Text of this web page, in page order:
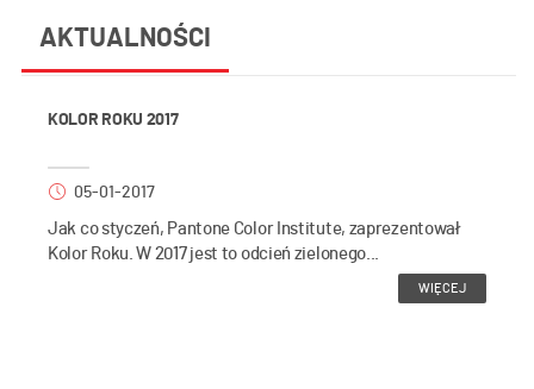
AKTUALNOŚCI
KOLOR ROKU 2017
05-01-2017
Jak co styczeń, Pantone Color Institute, zaprezentował
Kolor Roku. W 2017 jest to odcień zielonego...
WIĘCEJ